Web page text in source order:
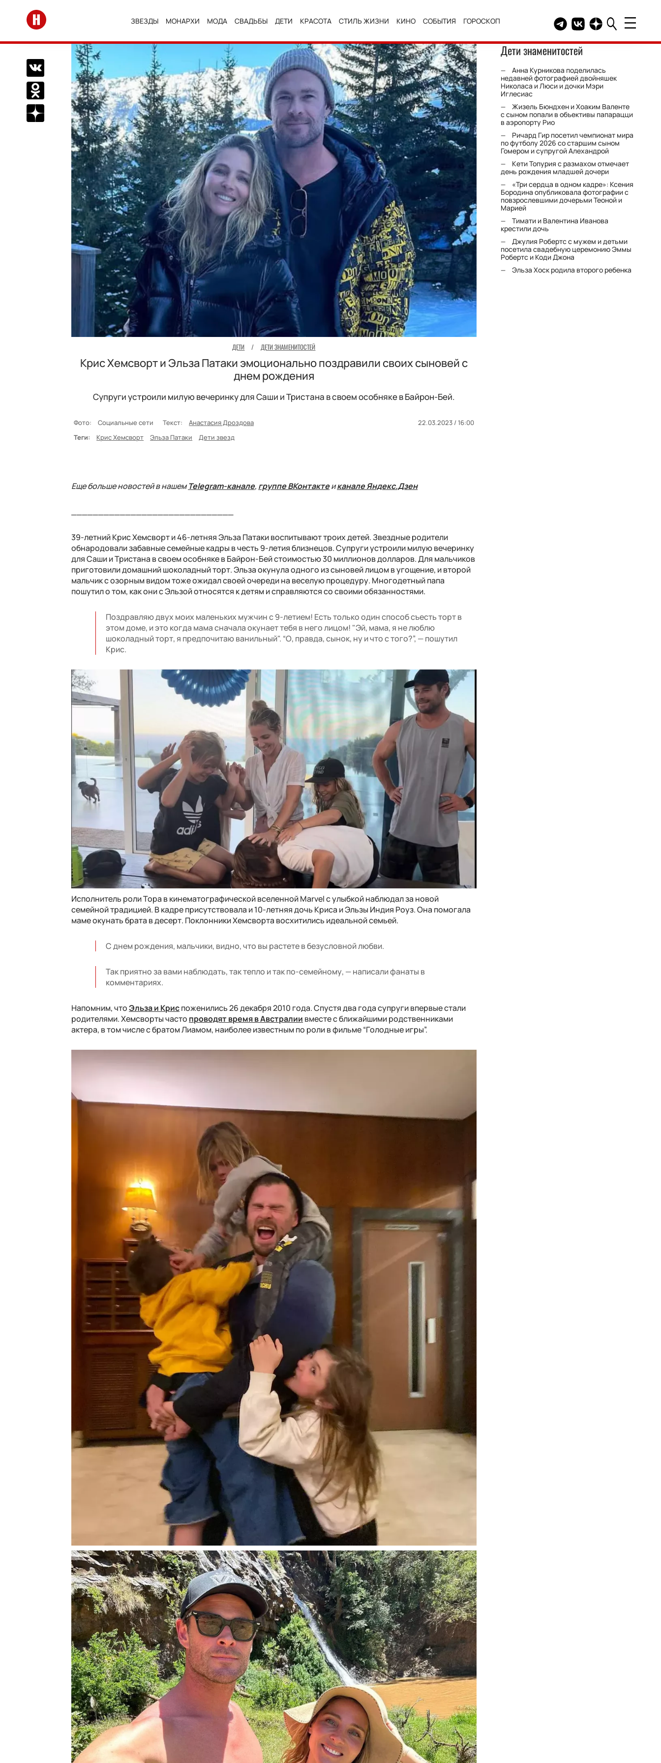
Перейти на главную
ЗВЕЗДЫ МОНАРХИ МОДА СВАДЬБЫ ДЕТИ КРАСОТА СТИЛЬ ЖИЗНИ КИНО СОБЫТИЯ ГОРОСКОП Telegram канал HELLO
Группа HELLO
Канал HELLO в
Поделиться Вконтакте
Поделиться в Одноклассниках
Подписаться на нас в Дзен
ДЕТИ / ДЕТИ ЗНАМЕНИТОСТЕЙ
Крис Хемсворт и Эльза Патаки эмоционально поздравили своих сыновей с
днем рождения
Супруги устроили милую вечеринку для Саши и Тристана в своем особняке в Байрон-Бей.
Фото: Социальные сети Текст: Анастасия Дроздова
22.03.2023 / 16:00
Теги:
Крис Хемсворт Эльза Патаки Дети звезд
Еще больше новостей в нашемTelegram-канале, группе ВКонтактеиканале Яндекс.Дзен
39-летний Крис Хемсворт и 46-летняя Эльза Патаки воспитывают троих детей. Звездные родители
обнародовали забавные семейные кадры в честь 9-летия близнецов. Супруги устроили милую вечеринку
для Саши и Тристана в своем особняке в Байрон-Бей стоимостью 30 миллионов долларов. Для мальчиков
приготовили домашний шоколадный торт. Эльза окунула одного из сыновей лицом в угощение, и второй
мальчик с озорным видом тоже ожидал своей очереди на веселую процедуру. Многодетный папа
пошутил о том, как они с Эльзой относятся к детям и справляются со своими обязанностями.
Поздравляю двух моих маленьких мужчин с 9-летием! Есть только один способ съесть торт в
этом доме, и это когда мама сначала окунает тебя в него лицом! "Эй, мама, я не люблю
шоколадный торт, я предпочитаю ванильный". “О, правда, сынок, ну и что с того?”, — пошутил
Крис.
Исполнитель роли Тора в кинематографической вселенной Marvel с улыбкой наблюдал за новой
семейной традицией. В кадре присутствовала и 10-летняя дочь Криса и Эльзы Индия Роуз. Она помогала
маме окунать брата в десерт. Поклонники Хемсворта восхитились идеальной семьей.
С днем рождения, мальчики, видно, что вы растете в безусловной любви.
Так приятно за вами наблюдать, так тепло и так по-семейному, — написали фанаты в
комментариях.
Напомним, чтоЭльза и Криспоженились 26 декабря 2010 года. Спустя два года супруги впервые стали
родителями. Хемсворты часто проводят время в Австралии вместе с ближайшими родственниками
актера, в том числе с братом Лиамом, наиболее известным по роли в фильме “Голодные игры”.
Дети знаменитостей
Анна Курникова поделилась
недавней фотографией двойняшек
Николаса и Люси и дочки Мэри
Иглесиас
Жизель Бюндхен и Хоаким Валенте
с сыном попали в объективы папарацци
в аэропорту Рио
Ричард Гир посетил чемпионат мира
по футболу 2026 со старшим сыном
Гомером и супругой Алехандрой
Кети Топурия с размахом отмечает
день рождения младшей дочери
«Три сердца в одном кадре»: Ксения
Бородина опубликовала фотографии с
повзрослевшими дочерьми Теоной и
Марией
Тимати и Валентина Иванова
крестили дочь
Джулия Робертс с мужем и детьми
посетила свадебную церемонию Эммы
Робертс и Коди Джона
Эльза Хоск родила второго ребенка